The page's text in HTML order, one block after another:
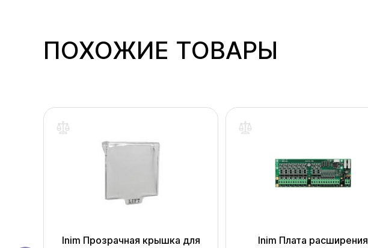
ПОХОЖИЕ ТОВАРЫ
Inim Прозрачная крышка для
Inim Плата расширения